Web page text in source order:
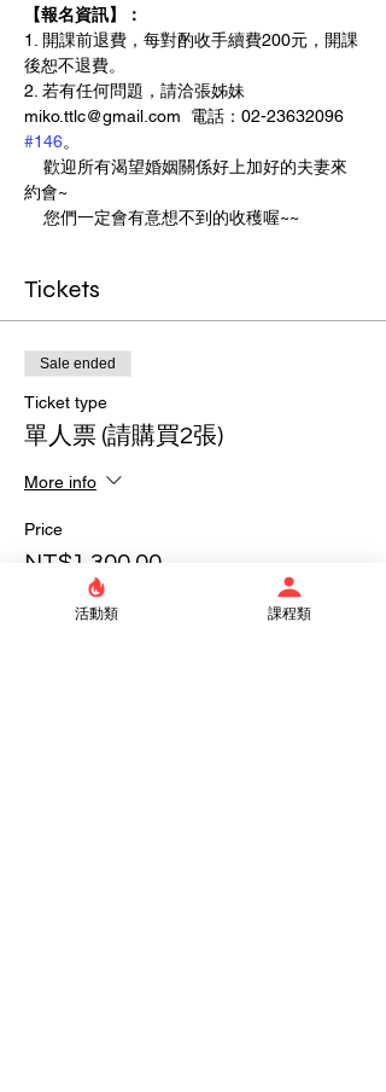
【報名資訊】：
1. 開課前退費，每對酌收手續費200元，開課
後恕不退費。
2. 若有任何問題，請洽張姊妹
miko.ttlc@gmail.com  電話：02-23632096
#146。
歡迎所有渴望婚姻關係好上加好的夫妻來
約會~
您們一定會有意想不到的收穫喔~~
Tickets
Sale ended
Ticket type
單人票 (請購買2張)
More info
Price
NT$1,300.00
活動類 課程類